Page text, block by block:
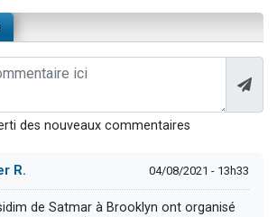
des nouveaux commentaires
R. 04/08/2021 - 13h33
de Satmar à Brooklyn ont organisé